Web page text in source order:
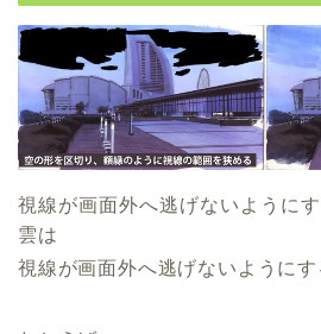
視線が画面外へ逃げないように
雲は
視線が画面外へ逃げないように